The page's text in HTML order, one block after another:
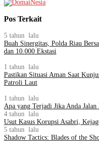
Pos Terkait
5 tahun lalu
Buah Sinergitas, Polda Riau
dan 10.000 Ekstasi
1 tahun lalu
Pastikan Situasi Aman Saat
Patroli Laut
1 tahun lalu
Apa yang Terjadi Jika Anda
4 tahun lalu
Usut Kasus Korupsi Asabri,
5 tahun lalu
Shadow Tactics: Blades of the